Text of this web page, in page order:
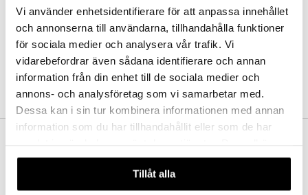
Vi använder enhetsidentifierare för att anpassa innehållet
och annonserna till användarna, tillhandahålla funktioner
för sociala medier och analysera vår trafik. Vi
vidarebefordrar även sådana identifierare och annan
information från din enhet till de sociala medier och
annons- och analysföretag som vi samarbetar med.
Dessa kan i sin tur kombinera informationen med annan
information som du har tillhandahållit eller som de har
våra cookies vid fortsatt användande av vår webbplats.
Tillåt alla
Arvostele tuotteita
Toivelistat
LUO ASIAKAS
Aina maksuton vaihtoehto, huolimatta siitä ostatko yksittäisen
tuotteen tai koko tilauksellesi joka ylittää 50 €.